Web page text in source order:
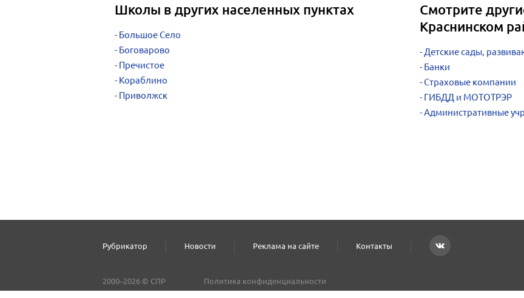
Школы в других населенных пунктах
Большое Село
Боговарово
Пречистое
Кораблино
Приволжск
Смотрите
Краснинском
Детские сады,
Банки
Страховые компании
ГИБДД и МОТОТРЭР
Административные
Рубрикатор Новости Реклама на сайте Контакты
2000–2026 © СПР Политика конфиденциальности